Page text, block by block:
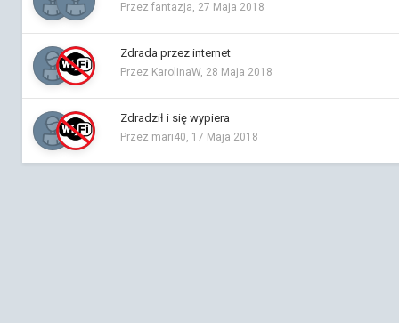
Przez fantazja, 27 Maja 2018
Zdrada przez internet
Przez KarolinaW, 28 Maja 2018
Zdradził i się wypiera
Przez mari40, 17 Maja 2018